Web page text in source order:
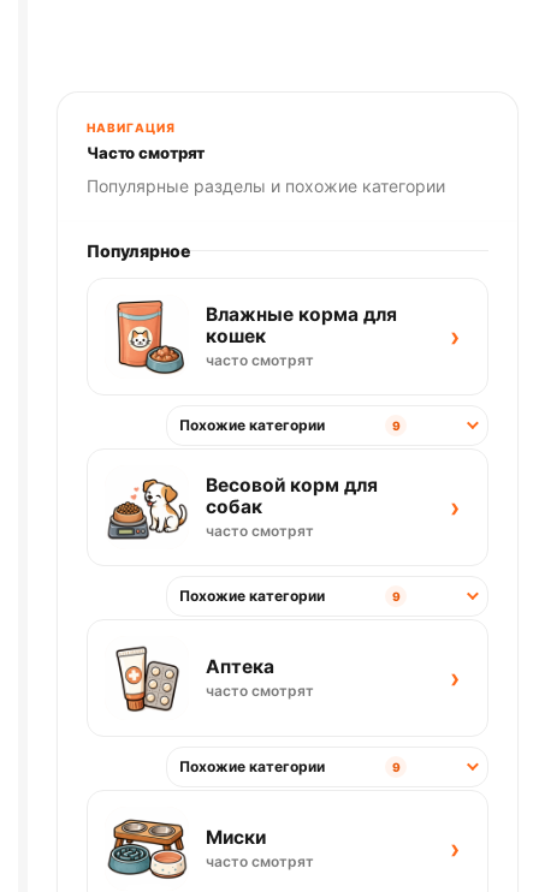
НАВИГАЦИЯ
Часто смотрят
Популярные разделы и похожие категории
Популярное
Влажные корма для
кошек
часто смотрят
›
Похожие категории 9
Весовой корм для
собак
часто смотрят
›
Похожие категории 9
Аптека
часто смотрят ›
Похожие категории 9
Миски
часто смотрят ›